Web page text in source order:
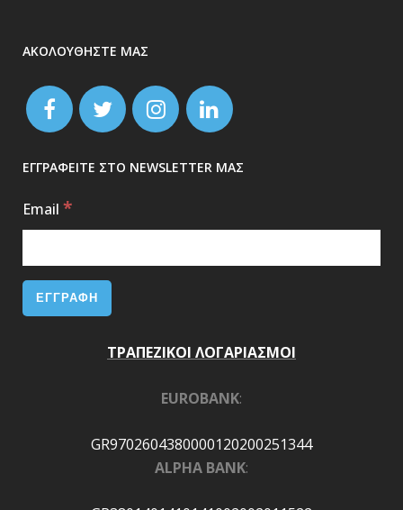
ΑΚΟΛΟΥΘΗΣΤΕ ΜΑΣ
ΕΓΓΡΑΦΕΙΤΕ ΣΤΟ NEWSLETTER ΜΑΣ
Email *
ΤΡΑΠΕΖΙΚΟΙ ΛΟΓΑΡΙΑΣΜΟΙ
EUROBANK:
GR9702604380000120200251344
ALPHA BANK: